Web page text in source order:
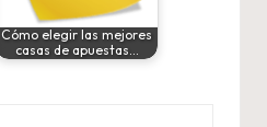
Cómo elegir las mejores
casas de apuestas…